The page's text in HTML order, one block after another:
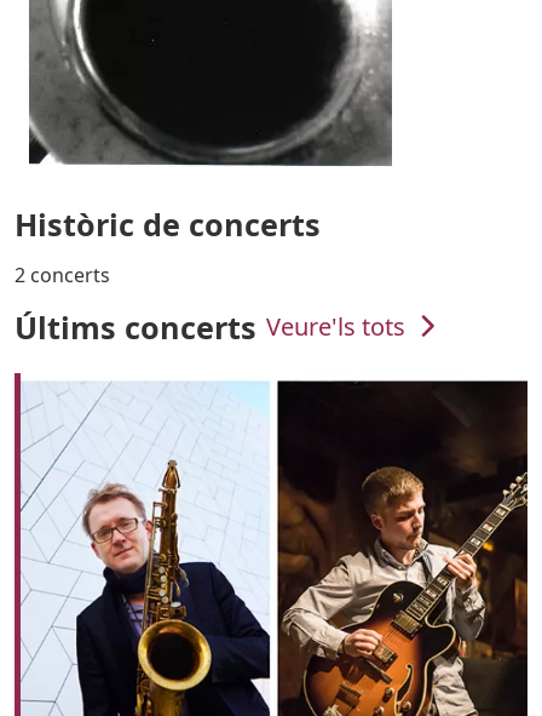
Històric de concerts
2 concerts
Últims concerts Veure'ls tots